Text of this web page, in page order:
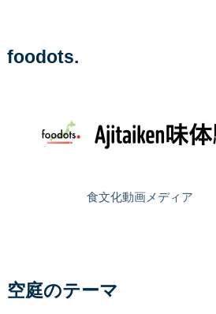
foodots.
食文化動画メディア
空庭のテーマ